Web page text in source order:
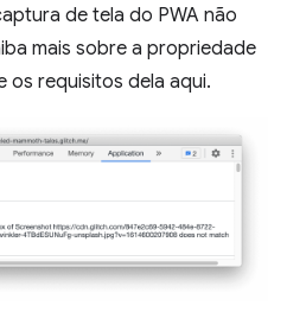
de tela do PWA não
mais sobre a propriedade
os requisitos dela aqui.